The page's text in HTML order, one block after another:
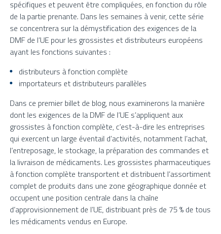
spécifiques et peuvent être compliquées, en fonction du rôle
de la partie prenante. Dans les semaines à venir, cette série
se concentrera sur la démystification des exigences de la
DMF de l’UE pour les grossistes et distributeurs européens
ayant les fonctions suivantes :
distributeurs à fonction complète
importateurs et distributeurs parallèles
Dans ce premier billet de blog, nous examinerons la manière
dont les exigences de la DMF de l’UE s’appliquent aux
grossistes à fonction complète, c’est-à-dire les entreprises
qui exercent un large éventail d’activités, notamment l’achat,
l’entreposage, le stockage, la préparation des commandes et
la livraison de médicaments. Les grossistes pharmaceutiques
à fonction complète transportent et distribuent l’assortiment
complet de produits dans une zone géographique donnée et
occupent une position centrale dans la chaîne
d’approvisionnement de l’UE, distribuant près de 75 % de tous
les médicaments vendus en Europe.